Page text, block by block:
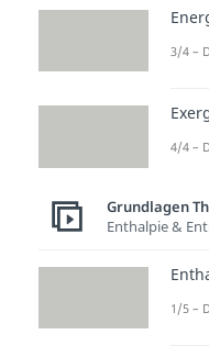
3/4 –
4/4 –
Grundlagen
Enthalpie &
1/5 –